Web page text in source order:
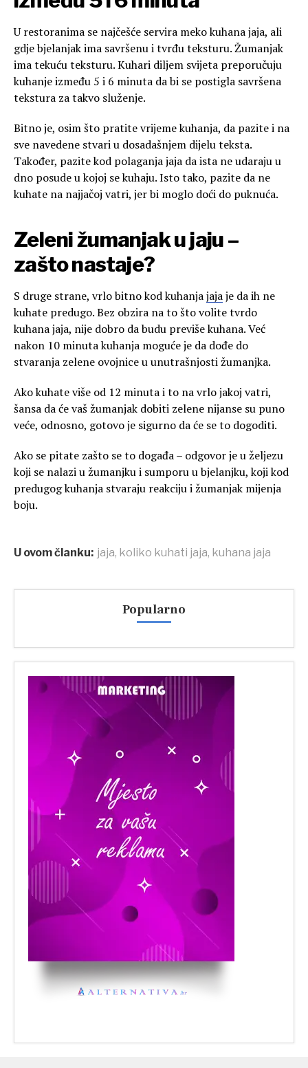
U restoranima se najčešće servira meko kuhana jaja, ali
gdje bjelanjak ima savršenu i tvrđu teksturu. Žumanjak
ima tekuću teksturu. Kuhari diljem svijeta preporučuju
kuhanje između 5 i 6 minuta da bi se postigla savršena
tekstura za takvo služenje.
Bitno je, osim što pratite vrijeme kuhanja, da pazite i na
sve navedene stvari u dosadašnjem dijelu teksta.
Također, pazite kod polaganja jaja da ista ne udaraju u
dno posude u kojoj se kuhaju. Isto tako, pazite da ne
kuhate na najjačoj vatri, jer bi moglo doći do puknuća.
Zeleni žumanjak u jaju –
zašto nastaje?
S druge strane, vrlo bitno kod kuhanjajajaje da ih ne
kuhate predugo. Bez obzira na to što volite tvrdo
kuhana jaja, nije dobro da budu previše kuhana. Već
nakon 10 minuta kuhanja moguće je da dođe do
stvaranja zelene ovojnice u unutrašnjosti žumanjka.
Ako kuhate više od 12 minuta i to na vrlo jakoj vatri,
šansa da će vaš žumanjak dobiti zelene nijanse su puno
veće, odnosno, gotovo je sigurno da će se to dogoditi.
Ako se pitate zašto se to događa – odgovor je u željezu
koji se nalazi u žumanjku i sumporu u bjelanjku, koji kod
predugog kuhanja stvaraju reakciju i žumanjak mijenja
boju.
U ovom članku: jaja, koliko kuhati jaja, kuhana jaja
Popularno